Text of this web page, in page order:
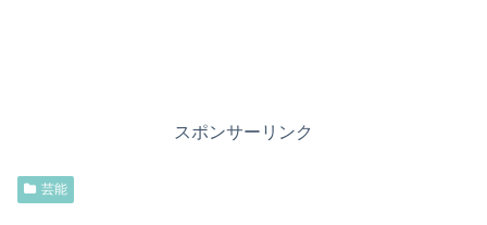
スポンサーリンク
芸能